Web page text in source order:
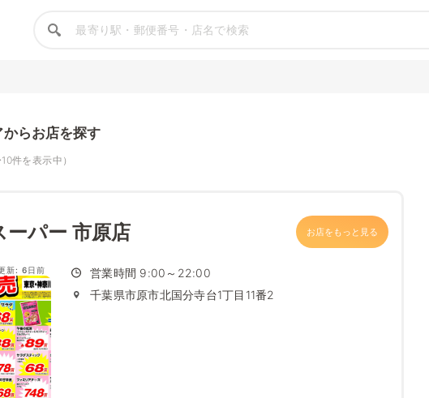
らお店を探す
件を表示中）
ーパー 市原店 お店をもっと見る
新: 6日前
営業時間 9:00～22:00
千葉県市原市北国分寺台1丁目11番2